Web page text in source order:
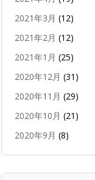
2021年3月 (12)
2021年2月 (12)
2021年1月 (25)
2020年12月 (31)
2020年11月 (29)
2020年10月 (21)
2020年9月 (8)